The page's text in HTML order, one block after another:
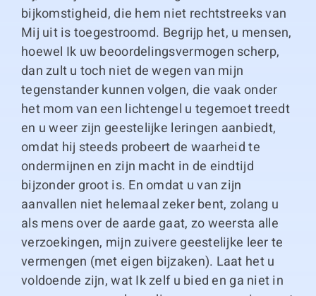
bijkomstigheid, die hem niet rechtstreeks van
Mij uit is toegestroomd. Begrijp het, u mensen,
hoewel Ik uw beoordelingsvermogen scherp,
dan zult u toch niet de wegen van mijn
tegenstander kunnen volgen, die vaak onder
het mom van een lichtengel u tegemoet treedt
en u weer zijn geestelijke leringen aanbiedt,
omdat hij steeds probeert de waarheid te
ondermijnen en zijn macht in de eindtijd
bijzonder groot is. En omdat u van zijn
aanvallen niet helemaal zeker bent, zolang u
als mens over de aarde gaat, zo weersta alle
verzoekingen, mijn zuivere geestelijke leer te
vermengen (met eigen bijzaken). Laat het u
voldoende zijn, wat Ik zelf u bied en ga niet in